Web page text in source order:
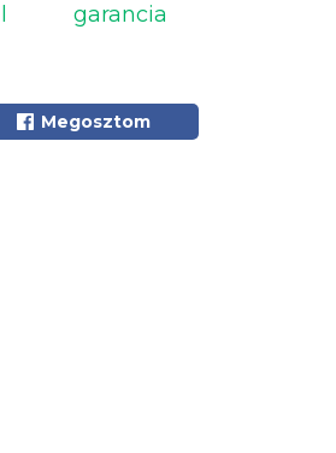
garancia
Megosztom